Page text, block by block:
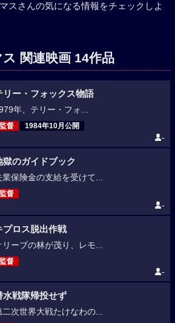
スさんの気になる情報をチェックしよ
関連映画 14作品
リー・フォックス物語
年、テリー・フォ...
監督 1984年10月公開
-
獄のガイドブック
業保険金の支給を受けて...
監督
-
プロス脱出作戦
リーブの林が茂り、レモ...
監督
-
水戦隊帰投せず
二次世界大戦たけなわの...